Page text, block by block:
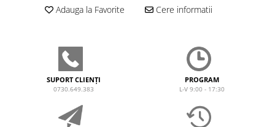
Adauga la Favorite Cere informatii
SUPORT CLIENȚI
0730.649.383
PROGRAM
L-V 9:00 - 17:30